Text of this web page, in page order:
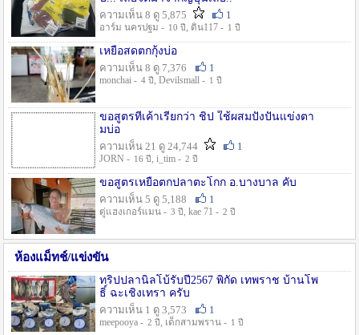
ความเห็น 8 ดู 5,875
1
อาร์ม นครปฐม - 10 ปี , ดิน117 - 1 ปี
เหยื่อสดตกกุ้งบ่อ
ความเห็น 8 ดู 7,376
1
monchai - 4 ปี , Devilsmall - 1 ปี
ขอสูตรที่เค้าเรียกว่า ชิป ใช้ผสมปังปั่นแข่งตา
มบ่อ
ความเห็น 21 ดู 24,744
1
JORN - 16 ปี , i_tim - 2 ปี
ขอสูตรเหยื่อตกปลาตะโกก อ.บางบาล คับ
ความเห็น 5 ดู 5,188
1
ตู่แฮงเกอร์แมน - 3 ปี , kae 71 - 2 ปี
ห้องแม็ทช์/แข่งขัน
ทริปปลานิลโบ้รับปี2567 พิกัด เทพราช บ้านโพ
ธิ์ ฉะเชิงเทรา ครับ
ความเห็น 1 ดู 3,573
1
meepooya - 2 ปี , เด็กสามพราน - 1 ปี